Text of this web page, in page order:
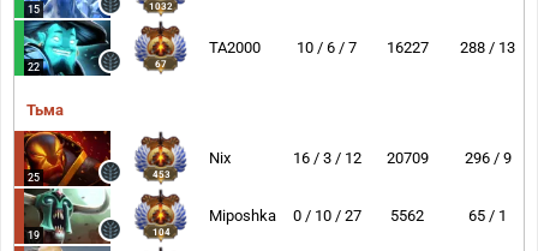
15 1032
22 67
TA2000 10 / 6 / 7 16227 288 / 13
Тьма
25 453
Nix 16 / 3 / 12 20709 296 / 9
19 104
Miposhka 0 / 10 / 27 5562 65 / 1